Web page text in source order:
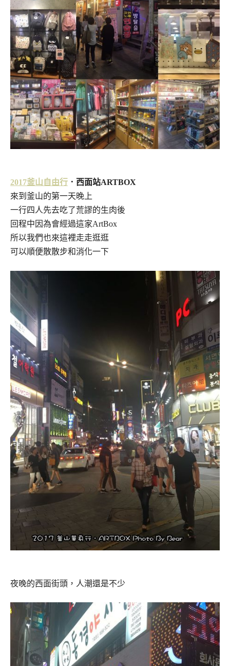
2017釜山自由行 ．西面站ARTBOX
來到釜山的第一天晚上
一行四人先去吃了荒謬的生肉後
回程中因為會經過這家ArtBox
所以我們也來這裡走走逛逛
可以順便散散步和消化一下
夜晚的西面街頭，人潮還是不少